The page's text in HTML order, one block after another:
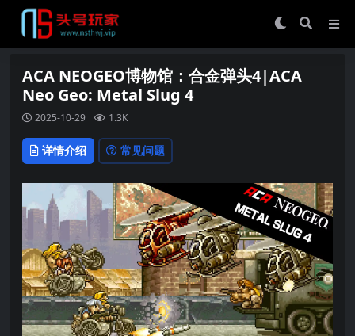
ACA NEOGEO博物馆：合金弹头4|ACA
Neo Geo: Metal Slug 4
2025-10-29 1.3K
详情介绍 常见问题